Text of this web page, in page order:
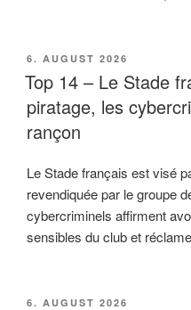
VERÖFFENTLICHT
AM
6. AUGUST 2026
Top 14 – Le Stade
piratage, les
rançon
Le Stade français est visé
revendiquée par le groupe
cybercriminels affirment
sensibles du club et
VERÖFFENTLICHT
6. AUGUST 2026